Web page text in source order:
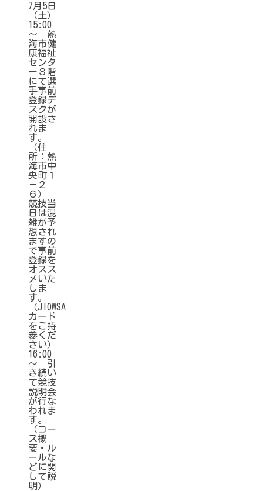
7月5日
（土）
15:00
～ 熱
海市健
康福祉
センタ
ー３階
にて選
手事前
登録デ
スクが
開設さ
れま
す。
（住
所：熱
海市中
央町１
－２
６）
競技当
日は混
雑が予
想され
ますの
で事前
登録を
オスス
メいた
しま
す。
（JIOWSA
カード
をご持
参くだ
さい）
16:00
～ 引
き続い
て競技
説明会
が行な
われま
す。
（コー
ス概
要・ル
ールな
どに関
して説
明）